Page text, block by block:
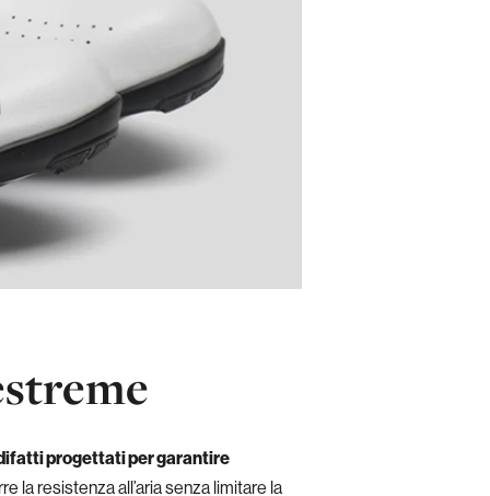
progettati per garantire
la resistenza all’aria senza limitare la